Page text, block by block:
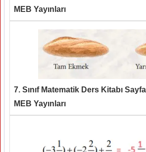
MEB Yayınları
7. Sınıf Matematik Ders Kitabı
MEB Yayınları